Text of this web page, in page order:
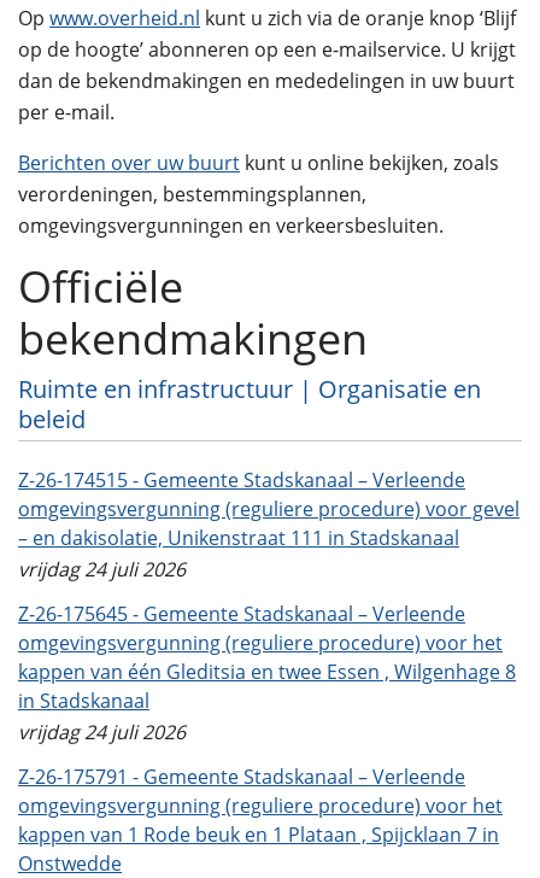
Op www.overheid.nl kunt u zich via de oranje knop ‘Blijf
op de hoogte’ abonneren op een e-mailservice. U krijgt
dan de bekendmakingen en mededelingen in uw buurt
per e-mail.
Berichten over uw buurt kunt u online bekijken, zoals
verordeningen, bestemmingsplannen,
omgevingsvergunningen en verkeersbesluiten.
Officiële
bekendmakingen
Ruimte en infrastructuur | Organisatie en
beleid
Z-26-174515 - Gemeente Stadskanaal – Verleende
omgevingsvergunning (reguliere procedure) voor gevel
– en dakisolatie, Unikenstraat 111 in Stadskanaal
vrijdag 24 juli 2026
Z-26-175645 - Gemeente Stadskanaal – Verleende
omgevingsvergunning (reguliere procedure) voor het
kappen van één Gleditsia en twee Essen , Wilgenhage 8
in Stadskanaal
vrijdag 24 juli 2026
Z-26-175791 - Gemeente Stadskanaal – Verleende
omgevingsvergunning (reguliere procedure) voor het
kappen van 1 Rode beuk en 1 Plataan , Spijcklaan 7 in
Onstwedde